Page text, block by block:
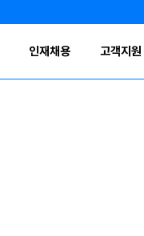
인재채용 고객지원